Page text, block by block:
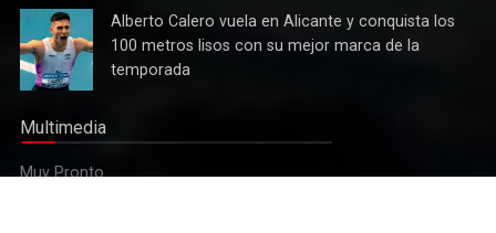
el XII Certamen Regional "Villa Cervantina"
anciano
en Mota
del
Cuervo
en Mota
Cuervo un
plan de
para las
bandas
de
Alberto
Calero
vuela en
Alicante y
los 100
lisos con
Alberto Calero vuela en Alicante y conquista los
100 metros lisos con su mejor marca de la
temporada
Multimedia
Muy Pronto